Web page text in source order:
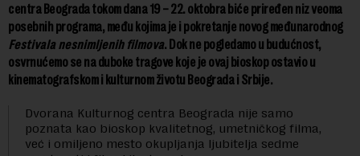
centra Beograda tokom dana 19 – 22. oktobra biće priređen niz veoma
posebnih programa, među kojima je i pokretanje novog međunarodnog
Festivala nesnimljenih filmova. Dok ne pogledamo u budućnost,
osvrnućemo se na duboke tragove koje je ovaj bioskop ostavio u
kinematografskom i kulturnom životu Beograda i Srbije.
Dvorana Kulturnog centra Beograda nije samo
poznata kao bioskop kvalitetnog, umetničkog filma,
već i omiljeno mesto okupljanja ljubitelja sedme